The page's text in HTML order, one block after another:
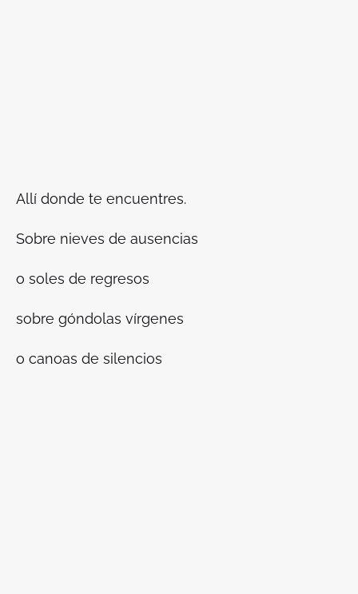
Allí donde te encuentres.
Sobre nieves de ausencias
o soles de regresos
sobre góndolas vírgenes
o canoas de silencios